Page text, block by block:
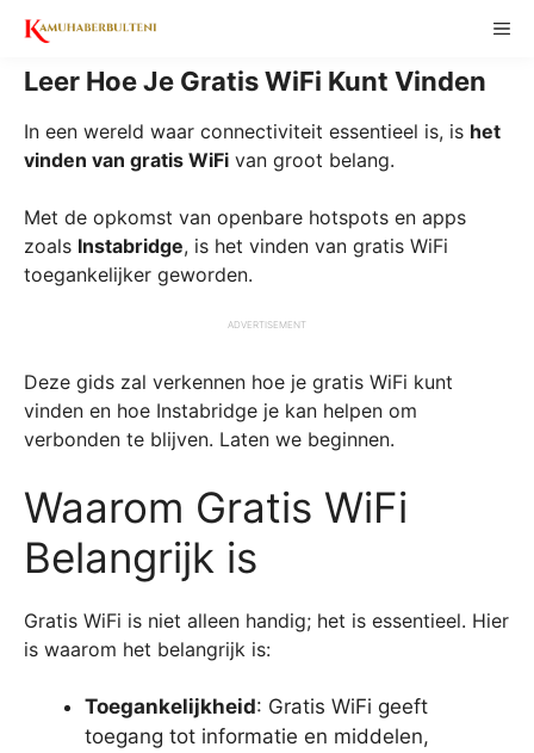
Skip
content
Leer Hoe Je Gratis WiFi Kunt Vinden
In een wereld waar connectiviteit essentieel is, is het
vinden van gratis WiFi van groot belang.
Met de opkomst van openbare hotspots en apps
zoals Instabridge, is het vinden van gratis WiFi
toegankelijker geworden.
ADVERTISEMENT
Deze gids zal verkennen hoe je gratis WiFi kunt
vinden en hoe Instabridge je kan helpen om
verbonden te blijven. Laten we beginnen.
Waarom Gratis WiFi
Belangrijk is
Gratis WiFi is niet alleen handig; het is essentieel. Hier
is waarom het belangrijk is:
Toegankelijkheid: Gratis WiFi geeft
toegang tot informatie en middelen,